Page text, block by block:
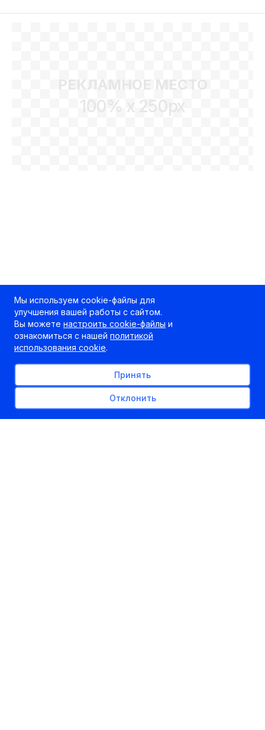
РЕКЛАМНОЕ МЕСТО
100% x 250px
Мы используем cookie-файлы для
улучшения вашей работы с сайтом.
Вы можете настроить cookie-файлы и
ознакомиться с нашей политикой
использования cookie.
Принять
Отклонить